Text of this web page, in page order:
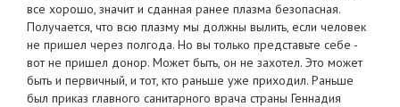
все хорошо, значит и сданная ранее плазма безопасная.
Получается, что всю плазму мы должны вылить, если человек
не пришел через полгода. Но вы только представьте себе -
вот не пришел донор. Может быть, он не захотел. Это может
быть и первичный, и тот, кто раньше уже приходил. Раньше
был приказ главного санитарного врача страны Геннадия